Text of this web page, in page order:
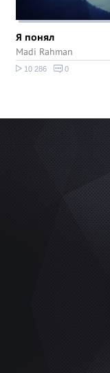
Я понял
Madi Rahman
10 286 0